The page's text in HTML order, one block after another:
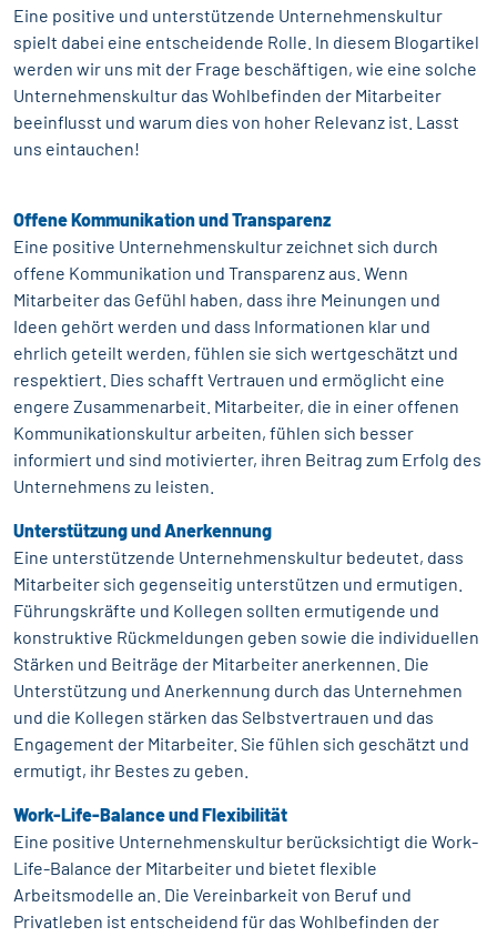
Eine positive und unterstützende Unternehmenskultur
spielt dabei eine entscheidende Rolle. In diesem Blogartikel
werden wir uns mit der Frage beschäftigen, wie eine solche
Unternehmenskultur das Wohlbefinden der Mitarbeiter
beeinflusst und warum dies von hoher Relevanz ist. Lasst
uns eintauchen!
Offene Kommunikation und Transparenz
Eine positive Unternehmenskultur zeichnet sich durch
offene Kommunikation und Transparenz aus. Wenn
Mitarbeiter das Gefühl haben, dass ihre Meinungen und
Ideen gehört werden und dass Informationen klar und
ehrlich geteilt werden, fühlen sie sich wertgeschätzt und
respektiert. Dies schafft Vertrauen und ermöglicht eine
engere Zusammenarbeit. Mitarbeiter, die in einer offenen
Kommunikationskultur arbeiten, fühlen sich besser
informiert und sind motivierter, ihren Beitrag zum Erfolg des
Unternehmens zu leisten.
Unterstützung und Anerkennung
Eine unterstützende Unternehmenskultur bedeutet, dass
Mitarbeiter sich gegenseitig unterstützen und ermutigen.
Führungskräfte und Kollegen sollten ermutigende und
konstruktive Rückmeldungen geben sowie die individuellen
Stärken und Beiträge der Mitarbeiter anerkennen. Die
Unterstützung und Anerkennung durch das Unternehmen
und die Kollegen stärken das Selbstvertrauen und das
Engagement der Mitarbeiter. Sie fühlen sich geschätzt und
ermutigt, ihr Bestes zu geben.
Work-Life-Balance und Flexibilität
Eine positive Unternehmenskultur berücksichtigt die Work-
Life-Balance der Mitarbeiter und bietet flexible
Arbeitsmodelle an. Die Vereinbarkeit von Beruf und
Privatleben ist entscheidend für das Wohlbefinden der